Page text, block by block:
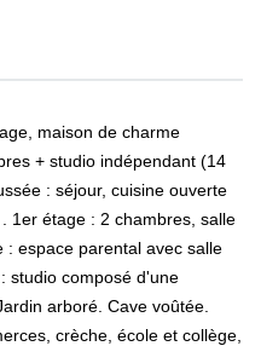
maison de charme
+ studio indépendant (14
: séjour, cuisine ouverte
1er étage : 2 chambres, salle
: espace parental avec salle
studio composé d'une
arboré. Cave voûtée.
crèche, école et collège,